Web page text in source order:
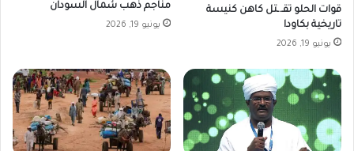
قوات الحلو تقـ.ـتل كاهن كنيسة
تاريخية بكاودا
يونيو 19, 2026
مناجم ذهب شمال السودان
يونيو 19, 2026